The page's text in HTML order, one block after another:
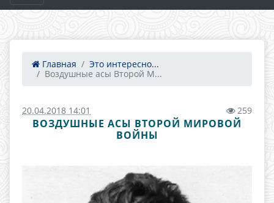
Главная
Это интересно...
Воздушные асы Второй М...
20.04.2018 14:01 259
ВОЗДУШНЫЕ АСЫ ВТОРОЙ МИРОВОЙ
ВОЙНЫ